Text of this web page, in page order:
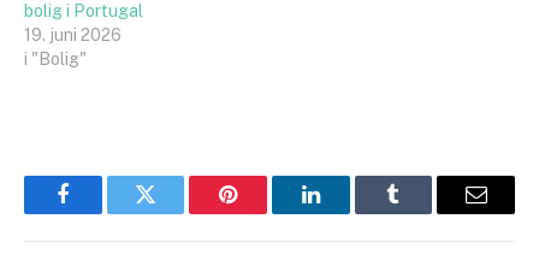
bolig i Portugal
19. juni 2026
i "Bolig"
FacebookTwitter Pinterest LinkedInTumblr Email